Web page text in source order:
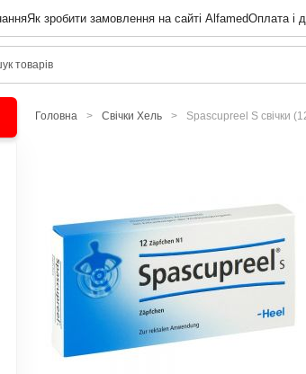
Як зробити замовлення на сайті AlfamedОплата і
Головна > Свічки Хель > Spascupreel S свічки